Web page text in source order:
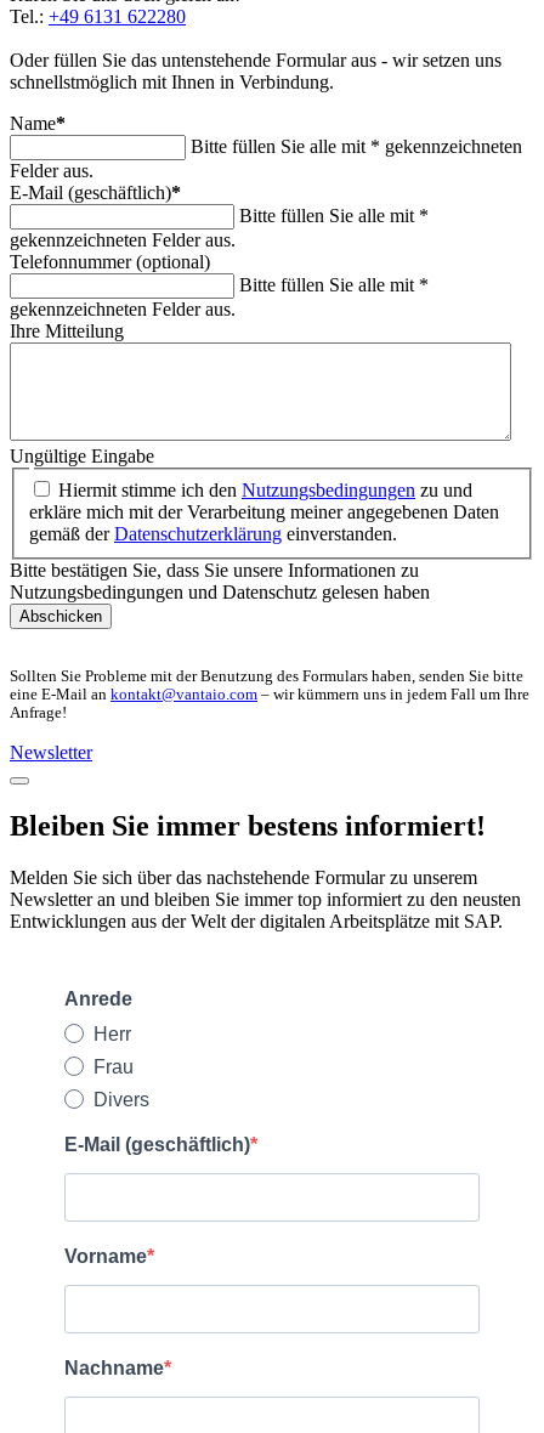
Tel.: +49 6131 622280
Oder füllen Sie das untenstehende Formular aus - wir setzen uns
schnellstmöglich mit Ihnen in Verbindung.
Name*
Bitte füllen Sie alle mit * gekennzeichneten
Felder aus.
E-Mail (geschäftlich)*
Bitte füllen Sie alle mit *
gekennzeichneten Felder aus.
Telefonnummer (optional)
Bitte füllen Sie alle mit *
gekennzeichneten Felder aus.
Ihre Mitteilung
Ungültige Eingabe
Hiermit stimme ich den Nutzungsbedingungen zu und
erkläre mich mit der Verarbeitung meiner angegebenen Daten
gemäß derDatenschutzerklärung einverstanden.
Bitte bestätigen Sie, dass Sie unsere Informationen zu
Nutzungsbedingungen und Datenschutz gelesen haben
Abschicken
Sollten Sie Probleme mit der Benutzung des Formulars haben, senden Sie bitte
eine E-Mail an kontakt@vantaio.com – wir kümmern uns in jedem Fall um Ihre
Anfrage!
Newsletter
Bleiben Sie immer bestens informiert!
Melden Sie sich über das nachstehende Formular zu unserem
Newsletter an und bleiben Sie immer top informiert zu den neusten
Entwicklungen aus der Welt der digitalen Arbeitsplätze mit SAP.